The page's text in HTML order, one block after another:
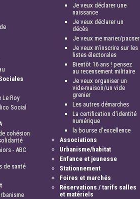
Le Roy
Social
cohésion
- ABC
de santé
Je veux déclarer une
naissance
Je veux déclarer un
décès
Je veux me marier/pacser
Je veux m'inscrire sur les
listes électorales
Bientôt 16 ans ! pensez
au recensement militaire
Je veux organiser un
vide-maison/un vide
grenier
Les autres démarches
La certification d'identité
numérique
la bourse d'excellence
Associations
Urbanisme/habitat
Enfance et jeunesse
Stationnement
Foires et marchés
Réservations / tarifs salles
et matériels